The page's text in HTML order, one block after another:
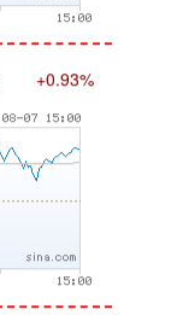
+0.93%
+1.01%